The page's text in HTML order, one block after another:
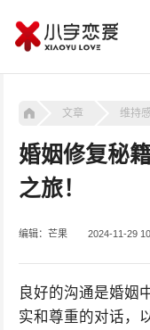
文章 维持
婚姻修复秘
之旅！
编辑：芒果 2024-11-29
良好的沟通是婚姻
实和尊重的对话，